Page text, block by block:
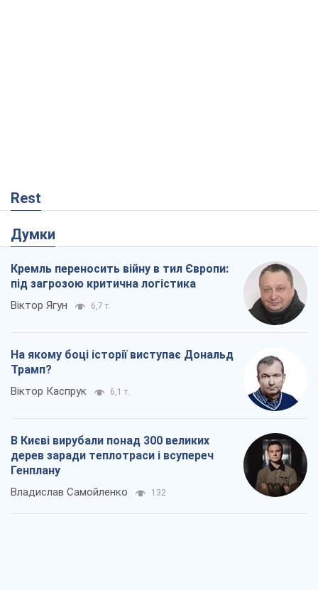
Rest
Думки
Кремль переносить війну в тил Європи:
під загрозою критична логістика
Віктор Ягун 6,7 т.
На якому боці історії виступає Дональд
Трамп?
Віктор Каспрук 6,1 т.
В Києві вирубали понад 300 великих
дерев заради теплотраси і всупереч
Генплану
Владислав Самойленко 132